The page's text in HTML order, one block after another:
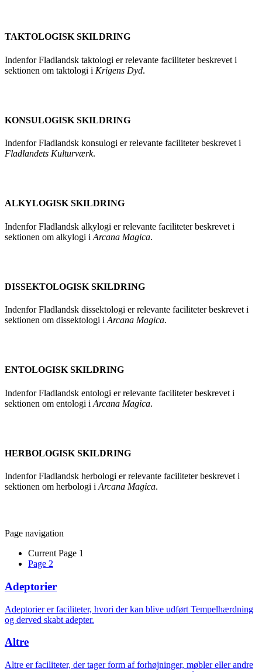
TAKTOLOGISK SKILDRING
Indenfor Fladlandsk taktologi er relevante faciliteter beskrevet i
sektionen om taktologi i Krigens Dyd.
KONSULOGISK SKILDRING
Indenfor Fladlandsk konsulogi er relevante faciliteter beskrevet i
Fladlandets Kulturværk.
ALKYLOGISK SKILDRING
Indenfor Fladlandsk alkylogi er relevante faciliteter beskrevet i
sektionen om alkylogi i Arcana Magica.
DISSEKTOLOGISK SKILDRING
Indenfor Fladlandsk dissektologi er relevante faciliteter beskrevet i
sektionen om dissektologi i Arcana Magica.
ENTOLOGISK SKILDRING
Indenfor Fladlandsk entologi er relevante faciliteter beskrevet i
sektionen om entologi i Arcana Magica.
HERBOLOGISK SKILDRING
Indenfor Fladlandsk herbologi er relevante faciliteter beskrevet i
sektionen om herbologi i Arcana Magica.
Page navigation
Current Page 1
Page 2
Adeptorier
Adeptorier er faciliteter, hvori der kan blive udført Tempelhærdning
og derved skabt adepter.
Altre
Altre er faciliteter, der tager form af forhøjninger, møbler eller andre